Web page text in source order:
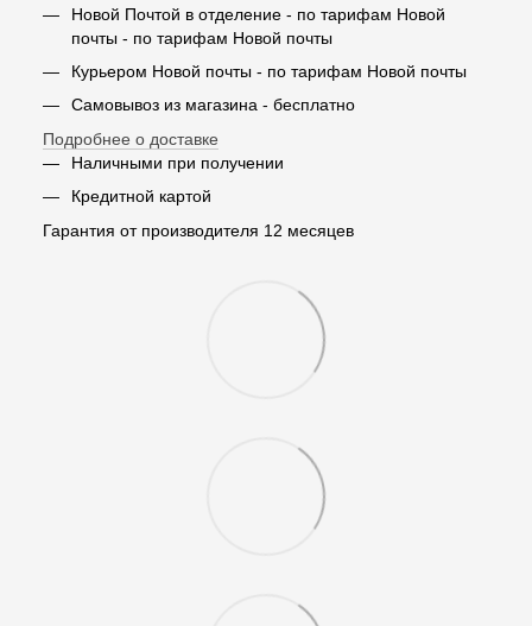
Новой Почтой в отделение - по тарифам Новой
почты - по тарифам Новой почты
Курьером Новой почты - по тарифам Новой почты
Самовывоз из магазина - бесплатно
Подробнее о доставке
Наличными при получении
Кредитной картой
Гарантия от производителя 12 месяцев